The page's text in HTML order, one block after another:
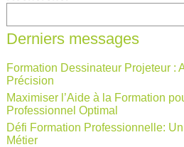
Derniers messages
Formation Dessinateur Projeteur :
Précision
Maximiser l’Aide à la Formation
Professionnel Optimal
Défi Formation Professionnelle:
Métier